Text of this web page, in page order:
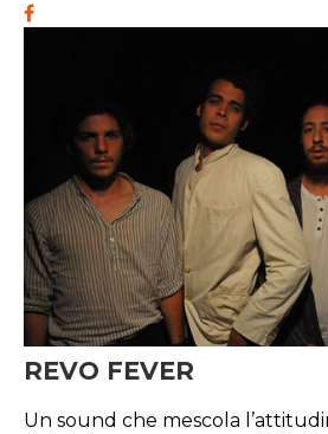
REVO FEVER
Un sound che mescola